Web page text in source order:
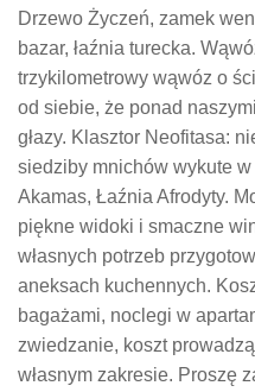
Drzewo Życzeń, zamek
bazar, łaźnia turecka.
trzykilometrowy wąwóz o
od siebie, że ponad
głazy. Klasztor Neofitasa:
siedziby mnichów wykute
Akamas, Łaźnia Afrodyty.
piękne widoki i smaczne
własnych potrzeb
aneksach kuchennych.
bagażami, noclegi w
zwiedzanie, koszt
własnym zakresie. Proszę